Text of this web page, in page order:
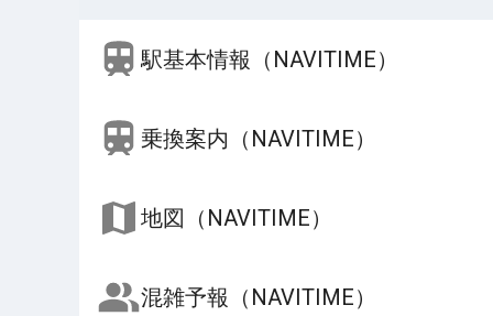
駅基本情報（NAVITIME）
乗換案内（NAVITIME）
地図（NAVITIME）
混雑予報（NAVITIME）